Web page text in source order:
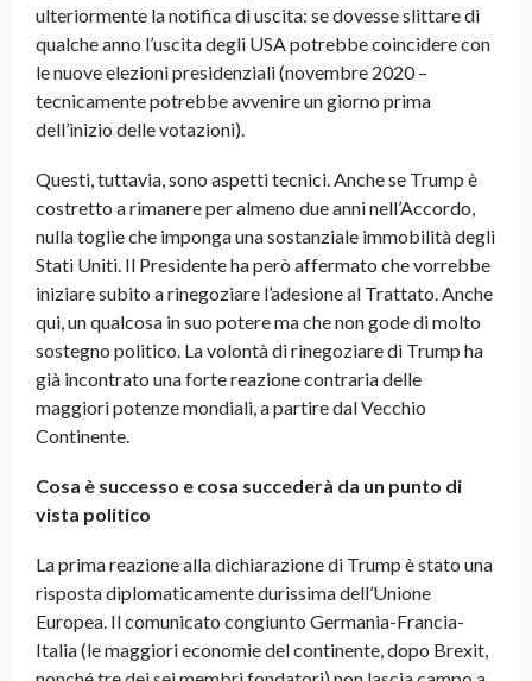
ulteriormente la notifica di uscita: se dovesse slittare di
qualche anno l’uscita degli USA potrebbe coincidere con
le nuove elezioni presidenziali (novembre 2020 –
tecnicamente potrebbe avvenire un giorno prima
dell’inizio delle votazioni).
Questi, tuttavia, sono aspetti tecnici. Anche se Trump è
costretto a rimanere per almeno due anni nell’Accordo,
nulla toglie che imponga una sostanziale immobilità degli
Stati Uniti. Il Presidente ha però affermato che vorrebbe
iniziare subito a rinegoziare l’adesione al Trattato. Anche
qui, un qualcosa in suo potere ma che non gode di molto
sostegno politico. La volontà di rinegoziare di Trump ha
già incontrato una forte reazione contraria delle
maggiori potenze mondiali, a partire dal Vecchio
Continente.
Cosa è successo e cosa succederà da un punto di
vista politico
La prima reazione alla dichiarazione di Trump è stato una
risposta diplomaticamente durissima dell’Unione
Europea. Il comunicato congiunto Germania-Francia-
Italia (le maggiori economie del continente, dopo Brexit,